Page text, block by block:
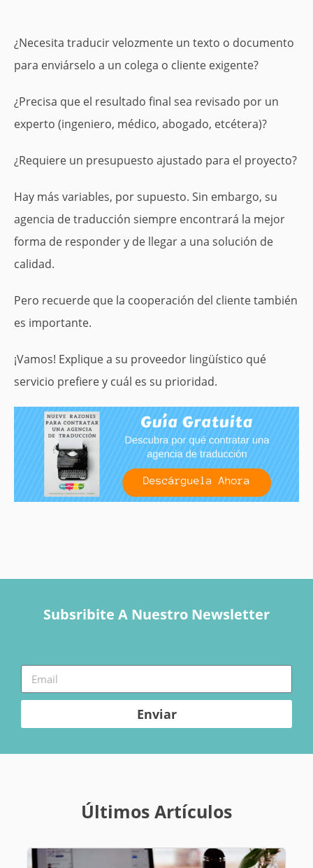
¿Necesita traducir velozmente un texto o documento
para enviárselo a un colega o cliente exigente?
¿Precisa que el resultado final sea revisado por un
experto (ingeniero, médico, abogado, etcétera)?
¿Requiere un presupuesto ajustado para el proyecto?
Hay más variables, por supuesto. Sin embargo, su
agencia de traducción siempre encontrará la mejor
forma de responder y de llegar a una solución de
calidad.
Pero recuerde que la cooperación del cliente también
es importante.
¡Vamos! Explique a su proveedor lingüístico qué
servicio prefiere y cuál es su prioridad.
Subsribite A Nuestro Newsletter
Enviar
Últimos Artículos